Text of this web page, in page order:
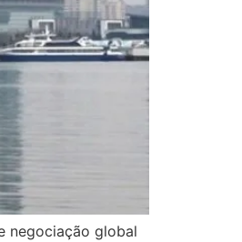
negociação global